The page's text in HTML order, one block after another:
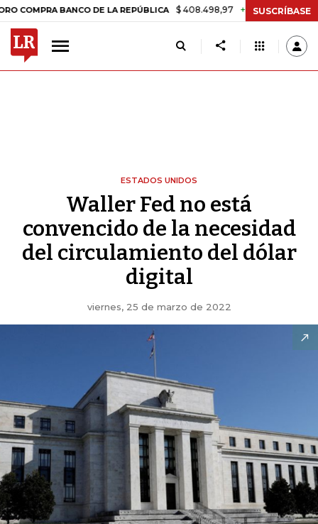
BANCO DE LA REPÚBLICA $ 408.498,97 +$ 8.753,81 +2,19%
SUSCRÍBASE
ESTADOS UNIDOS
Waller Fed no está
convencido de la necesidad
del circulamiento del dólar
digital
viernes, 25 de marzo de 2022